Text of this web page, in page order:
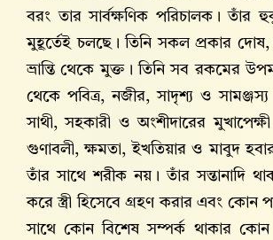
বরং তার সার্বক্ষণিক পরিচালক। তাঁর
মুহূর্তেই চলছে। তিনি সকল প্রকার দোষ,
ভ্রান্তি থেকে মুক্ত। তিনি সব রকমের
থেকে পবিত্র, নজীর, সাদৃশ্য ও
সাথী, সহকারী ও অংশীদারের
গুণাবলী, ক্ষমতা, ইখতিয়ার ও মাবুদ
তাঁর সাথে শরীক নয়। তাঁর সন্তানাদি
করে স্ত্রী হিসেবে গ্রহণ করার এবং কোন
সাথে কোন বিশেষ সম্পর্ক থাকার কোন